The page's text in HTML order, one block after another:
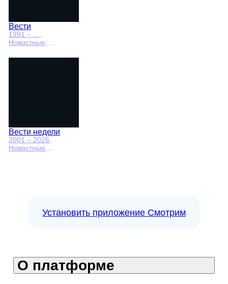
Вести
1991 – …
Новостные,
политические,
Вести недели
2001 – 2026,
Новостные,
Установить приложение Смотрим
О платформе